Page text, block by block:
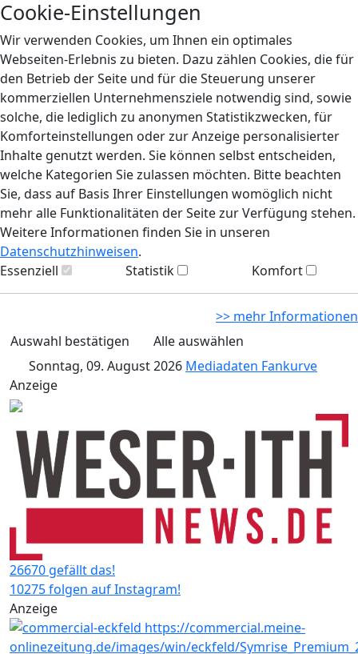
Cookie-Einstellungen
Wir verwenden Cookies, um Ihnen ein optimales
Webseiten-Erlebnis zu bieten. Dazu zählen Cookies, die für
den Betrieb der Seite und für die Steuerung unserer
kommerziellen Unternehmensziele notwendig sind, sowie
solche, die lediglich zu anonymen Statistikzwecken, für
Komforteinstellungen oder zur Anzeige personalisierter
Inhalte genutzt werden. Sie können selbst entscheiden,
welche Kategorien Sie zulassen möchten. Bitte beachten
Sie, dass auf Basis Ihrer Einstellungen womöglich nicht
mehr alle Funktionalitäten der Seite zur Verfügung stehen.
Weitere Informationen finden Sie in unseren
Datenschutzhinweisen.
Essenziell
Statistik Komfort
>> mehr Informationen
Auswahl bestätigen
Alle auswählen
Sonntag, 09. August 2026 Mediadaten Fankurve
Anzeige
26670 gefällt das!
10275 folgen auf Instagram!
Anzeige